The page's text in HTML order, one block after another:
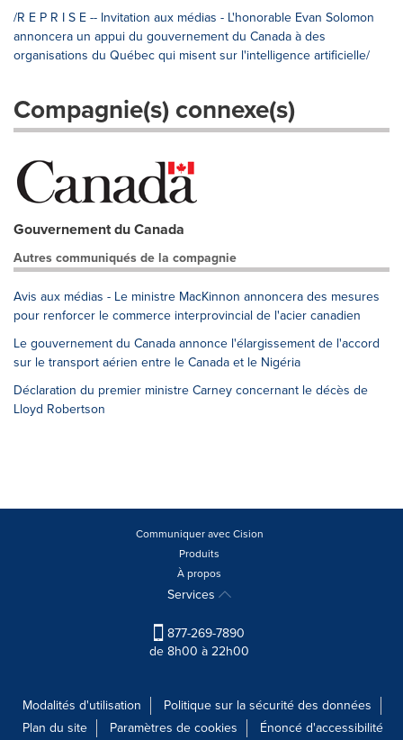
/R E P R I S E -- Invitation aux médias - L'honorable Evan Solomon
annoncera un appui du gouvernement du Canada à des
organisations du Québec qui misent sur l'intelligence artificielle/
Compagnie(s) connexe(s)
Gouvernement du Canada
Autres communiqués de la compagnie
Avis aux médias - Le ministre MacKinnon annoncera des mesures
pour renforcer le commerce interprovincial de l'acier canadien
Le gouvernement du Canada annonce l'élargissement de l'accord
sur le transport aérien entre le Canada et le Nigéria
Déclaration du premier ministre Carney concernant le décès de
Lloyd Robertson
Communiquer avec Cision
Produits
À propos
Services
877-269-7890
de 8h00 à 22h00
Modalités d'utilisation
Politique sur la sécurité des données
Plan du site
Paramètres de cookies Énoncé d'accessibilité